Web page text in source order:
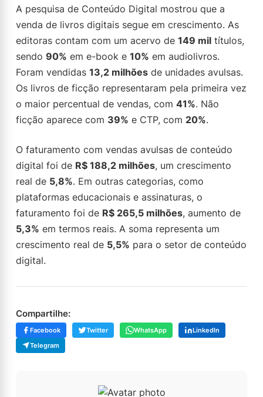
A pesquisa de Conteúdo Digital mostrou que a
venda de livros digitais segue em crescimento. As
editoras contam com um acervo de 149 mil títulos,
sendo 90% em e-book e 10% em audiolivros.
Foram vendidas 13,2 milhões de unidades avulsas.
Os livros de ficção representaram pela primeira vez
o maior percentual de vendas, com 41%. Não
ficção aparece com 39% e CTP, com 20%.
O faturamento com vendas avulsas de conteúdo
digital foi de R$ 188,2 milhões, um crescimento
real de 5,8%. Em outras categorias, como
plataformas educacionais e assinaturas, o
faturamento foi de R$ 265,5 milhões, aumento de
5,3% em termos reais. A soma representa um
crescimento real de 5,5% para o setor de conteúdo
digital.
Compartilhe:
Facebook Twitter WhatsApp
LinkedIn
Telegram